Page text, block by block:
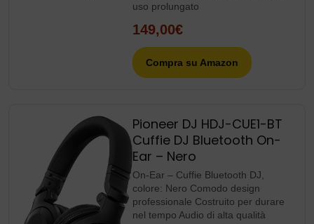
uso prolungato
149,00€
Compra su Amazon
Pioneer DJ HDJ-CUE1-BT
Cuffie DJ Bluetooth On-
Ear – Nero
On-Ear – Cuffie Bluetooth DJ,
colore: Nero Comodo design
professionale Costruito per durare
nel tempo Audio di alta qualità